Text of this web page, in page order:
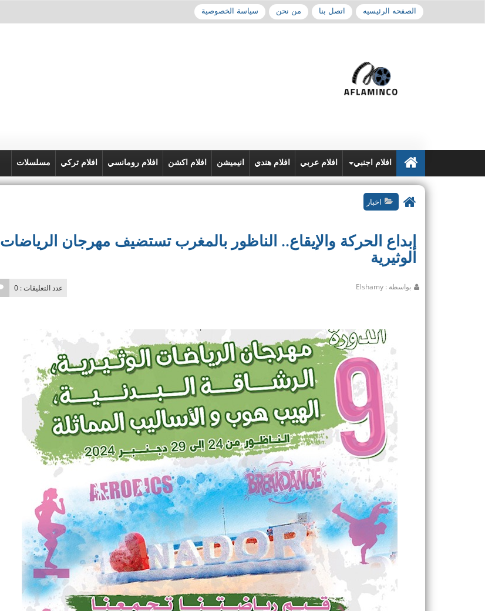
الصفحه الرئيسيه اتصل بنا من نحن سياسة الخصوصية
افلام اجنبي افلام عربي افلام هندي انيميشن افلام اكشن افلام رومانسي افلام تركي مسلسلات
اخبار
إبداع الحركة والإيقاع.. الناظور بالمغرب تستضيف مهرجان الرياضات
الوثيرية
عدد التعليقات : 0 بواسطة : Elshamy